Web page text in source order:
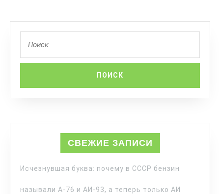
СВЕЖИЕ ЗАПИСИ
Исчезнувшая буква: почему в СССР бензин
называли А-76 и АИ-93, а теперь только АИ